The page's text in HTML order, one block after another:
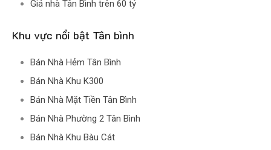
Giá nhà Tân Bình trên 60 tỷ
Khu vực nổi bật Tân bình
Bán Nhà Hẻm Tân Bình
Bán Nhà Khu K300
Bán Nhà Mặt Tiền Tân Bình
Bán Nhà Phường 2 Tân Bình
Bán Nhà Khu Bàu Cát